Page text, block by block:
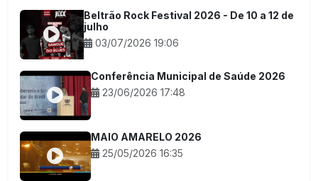
Beltrão Rock Festival 2026 - De 10 a 12 de
julho
03/07/2026 19:06
Conferência Municipal de Saúde 2026
23/06/2026 17:48
MAIO AMARELO 2026
25/05/2026 16:35